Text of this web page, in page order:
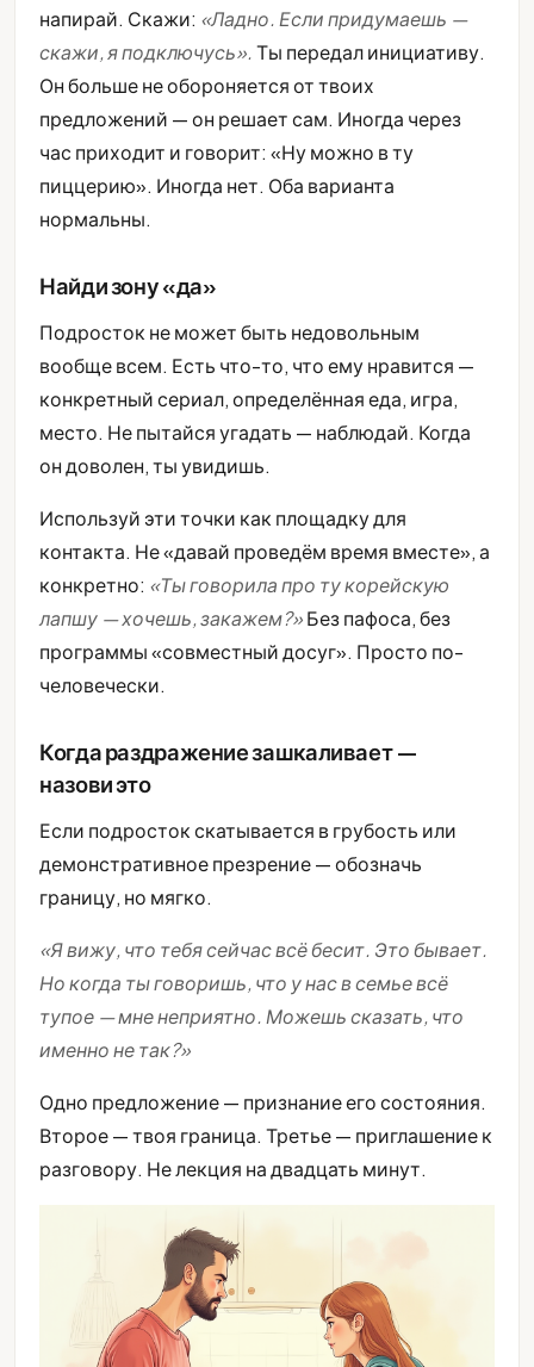
напирай. Скажи: «Ладно. Если придумаешь —
скажи, я подключусь».Ты передал инициативу.
Он больше не обороняется от твоих
предложений — он решает сам. Иногда через
час приходит и говорит: «Ну можно в ту
пиццерию». Иногда нет. Оба варианта
нормальны.
Найди зону «да»
Подросток не может быть недовольным
вообще всем. Есть что-то, что ему нравится —
конкретный сериал, определённая еда, игра,
место. Не пытайся угадать — наблюдай. Когда
он доволен, ты увидишь.
Используй эти точки как площадку для
контакта. Не «давай проведём время вместе», а
конкретно: «Ты говорила про ту корейскую
лапшу — хочешь, закажем?»Без пафоса, без
программы «совместный досуг». Просто по-
человечески.
Когда раздражение зашкаливает —
назови это
Если подросток скатывается в грубость или
демонстративное презрение — обозначь
границу, но мягко.
«Я вижу, что тебя сейчас всё бесит. Это бывает.
Но когда ты говоришь, что у нас в семье всё
тупое — мне неприятно. Можешь сказать, что
именно не так?»
Одно предложение — признание его состояния.
Второе — твоя граница. Третье — приглашение к
разговору. Не лекция на двадцать минут.